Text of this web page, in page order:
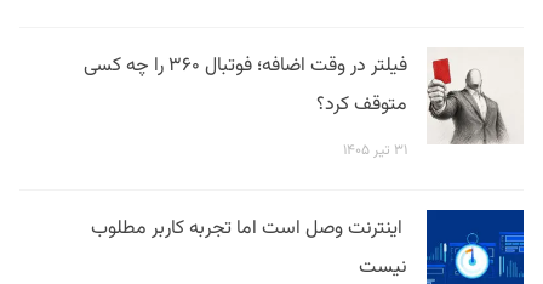
فیلتر در وقت اضافه؛ فوتبال ۳۶۰ را چه کسی
متوقف کرد؟
۳۱ تیر ۱۴۰۵
اینترنت وصل است اما تجربه کاربر مطلوب
نیست